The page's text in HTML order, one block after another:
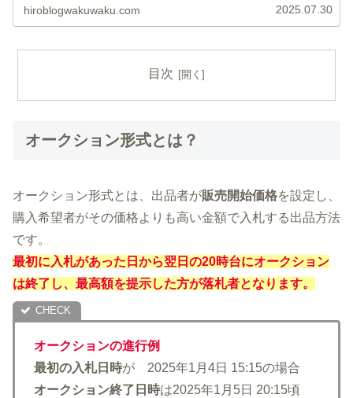
た」への変更が可能に！誤って「残念だっ...
hiroblogwakuwaku.com 2025.07.30
目次
オークション形式とは？
オークション形式とは、出品者が販売開始価格を設定し、
購入希望者がその価格よりも高い金額で入札する出品方法
です。
最初に入札があった日から翌日の20時台にオークション
は終了し、最高額を提示した方が落札者となります。
オークションの進行例
最初の入札日時が 2025年1月4日 15:15の場合
オークション終了日時は2025年1月5日 20:15頃